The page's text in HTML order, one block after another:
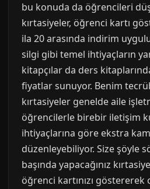
bu konuda da öğrencileri
kırtasiyeler, öğrenci kartı
ila 20 arasında indirim
silgi gibi temel ihtiyaçların
kitapçılar da ders
fiyatlar sunuyor. Benim
kırtasiyeler genelde aile
öğrencilerle birebir iletişim
ihtiyaçlarına göre ekstra
düzenleyebiliyor. Size şöyle
başında yapacağınız
öğrenci kartınızı